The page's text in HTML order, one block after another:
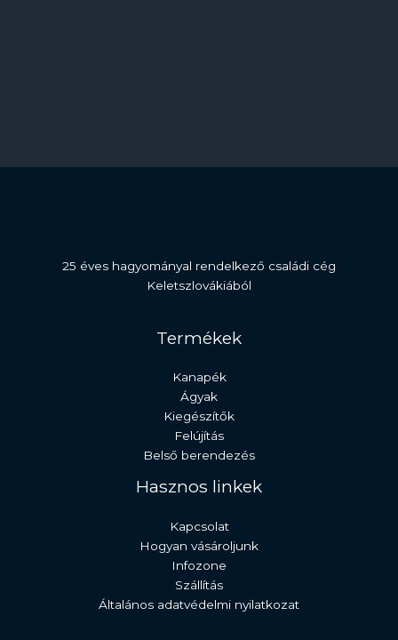
25 éves hagyományal rendelkező családi cég
Keletszlovákiából
Termékek
Kanapék
Ágyak
Kiegészítők
Felújítás
Belső berendezés
Hasznos linkek
Kapcsolat
Hogyan vásároljunk
Infozone
Szállítás
Általános adatvédelmi nyilatkozat